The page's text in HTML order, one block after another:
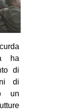
ha
di
di
un